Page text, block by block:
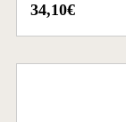
34,10€